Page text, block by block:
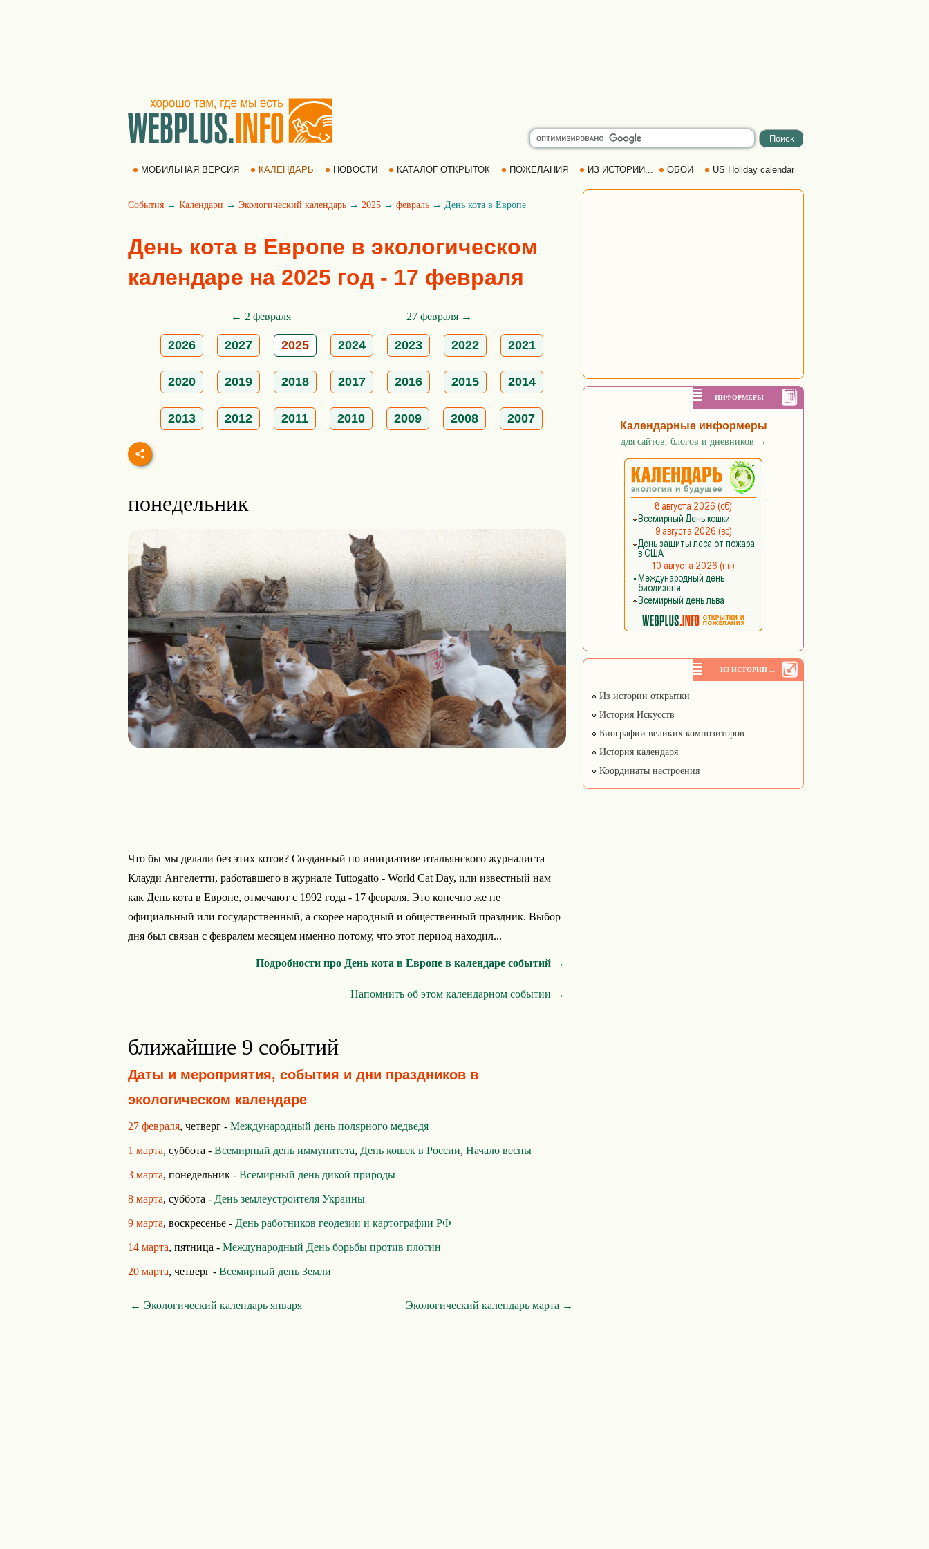
МОБИЛЬНАЯ ВЕРСИЯ КАЛЕНДАРЬ НОВОСТИ КАТАЛОГ ОТКРЫТОК ПОЖЕЛАНИЯ ИЗ ИСТОРИИ... ОБОИ US Holiday calendar
События → Календари → Экологический календарь → 2025 → февраль → День кота в Европе
День кота в Европе в экологическом
календаре на 2025 год - 17 февраля
← 2 февраля 27 февраля →
2026 2027 2025 2024 2023 2022 2021
2020 2019 2018 2017 2016 2015 2014
2013 2012 2011 2010 2009 2008 2007
понедельник
Что бы мы делали без этих котов? Созданный по инициативе итальянского журналиста
Клауди Ангелетти, работавшего в журнале Tuttogatto - World Cat Day, или известный нам
как День кота в Европе, отмечают с 1992 года - 17 февраля. Это конечно же не
официальный или государственный, а скорее народный и общественный праздник. Выбор
дня был связан с февралем месяцем именно потому, что этот период находил...
Подробности про День кота в Европе в календаре событий →
Напомнить об этом календарном событии →
ближайшие 9 событий
Даты и мероприятия, события и дни праздников в
экологическом календаре
27 февраля, четверг - Международный день полярного медведя
1 марта, суббота - Всемирный день иммунитета, День кошек в России, Начало весны
3 марта, понедельник - Всемирный день дикой природы
8 марта, суббота - День землеустроителя Украины
9 марта, воскресенье - День работников геодезии и картографии РФ
14 марта, пятница - Международный День борьбы против плотин
20 марта, четверг - Всемирный день Земли
← Экологический календарь января Экологический календарь марта →
ИНФОРМЕРЫ
Календарные информеры
для сайтов, блогов и дневников →
ИЗ ИСТОРИИ ...
Из истории открытки
История Искусств
Биографии великих композиторов
История календаря
Координаты настроения